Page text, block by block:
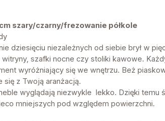
szary/czarny/frezowanie półkole
dziesięciu niezależnych od siebie brył w
szafki nocne czy stoliki kawowe.
wyróżniający się we wnętrzu. Beż
z Twoją aranżacją.
wyglądają niezwykle lekko. Dzięki
mniejszych pod względem powierzchni.